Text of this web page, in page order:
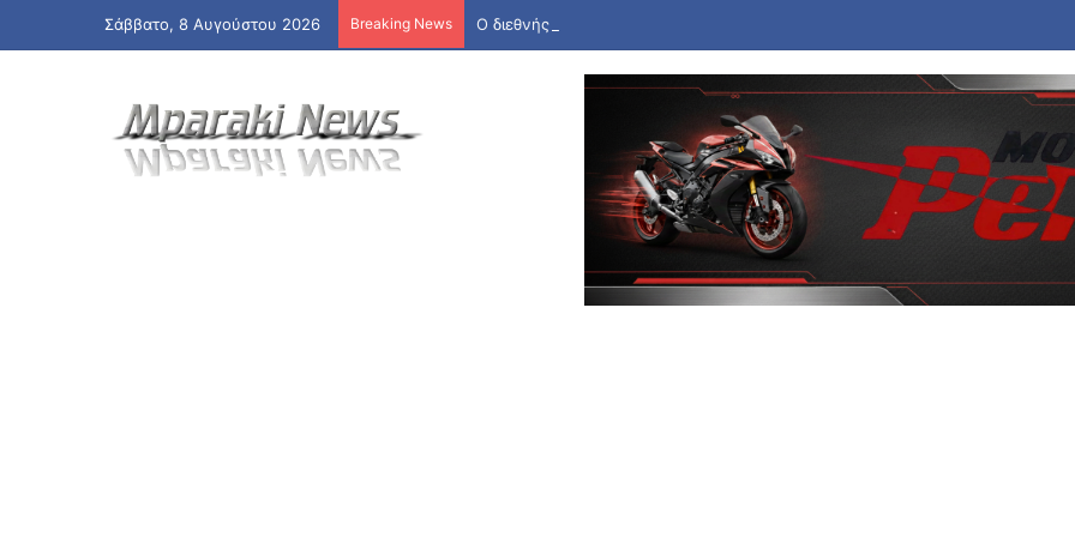
Σάββατο, 8 Αυγούστου 2026 Breaking News Ο διεθνής Άγγλος ποδοσφαιριστής Τόνι κατηγορείται για βίαιη επίθεση σε μπαρ